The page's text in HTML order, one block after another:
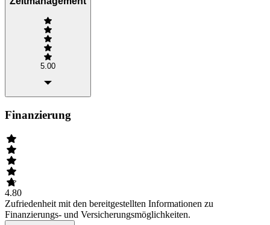
5.00
Finanzierung
4.80
Zufriedenheit mit den bereitgestellten Informationen zu
Finanzierungs- und Versicherungsmöglichkeiten.